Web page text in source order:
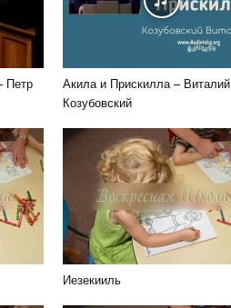
Петр
Акила и Прискилла – Виталий
Козубовский
Иезекииль